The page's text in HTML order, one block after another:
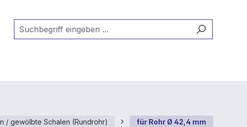
/ gewölbte Schalen (Rundrohr) für Rohr Ø 42,4 mm